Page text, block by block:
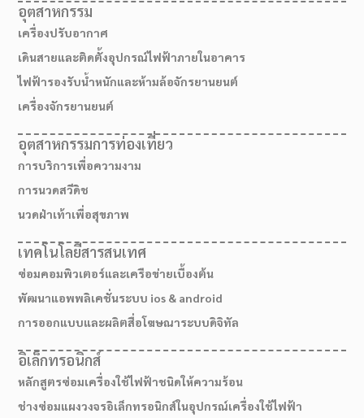
เส้นทางมาโรงเรียน
อุตสาหกรรม
เครื่องปรับอากาศ
เดินสายและติดตั้งอุปกรณ์ไฟฟ้าภายในอาคาร
ไฟฟ้ารองรับน้ำหนักและห้ามล้อจักรยานยนต์
เครื่องจักรยานยนต์
อุตสาหกรรมการท่องเที่ยว
การบริการเพื่อความงาม
การนวดสวีดิช
นวดฝ่าเท้าเพื่อสุขภาพ
เทคโนโลยีสารสนเทศ
ซ่อมคอมพิวเตอร์และเครือข่ายเบื้องต้น
พัฒนาแอพพลิเคชั่นระบบ ios & android
การออกแบบและผลิตสื่อโฆษณาระบบดิจิทัล
อิเล็กทรอนิกส์
หลักสูตรซ่อมเครื่องใช้ไฟฟ้าชนิดให้ความร้อน
ช่างซ่อมแผงวงจรอิเล็กทรอนิกส์ในอุปกรณ์เครื่องใช้ไฟฟ้า